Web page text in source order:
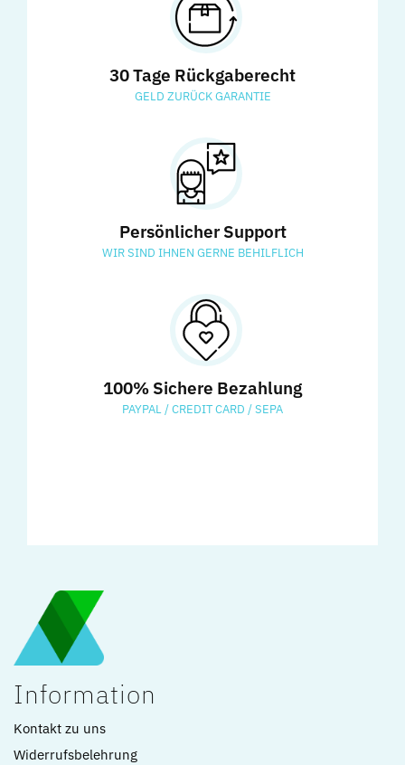
30 Tage Rückgaberecht
GELD ZURÜCK GARANTIE
Persönlicher Support
WIR SIND IHNEN GERNE BEHILFLICH
100% Sichere Bezahlung
PAYPAL / CREDIT CARD / SEPA
Information
Kontakt zu uns
Widerrufsbelehrung